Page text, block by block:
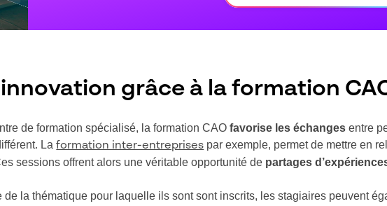
grâce à la formation
de formation spécialisé, la formation CAOfavorise les échanges entre
Laformation inter-entreprises par exemple, permet de mettre en
sessions offrent alors une véritable opportunité de partages
de la thématique pour laquelle ils sont sont inscrits, les stagiaires peuvent